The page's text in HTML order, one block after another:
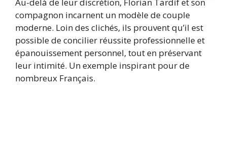
Au-delà de leur discrétion, Florian Tardif et son
compagnon incarnent un modèle de couple
moderne. Loin des clichés, ils prouvent qu’il est
possible de concilier réussite professionnelle et
épanouissement personnel, tout en préservant
leur intimité. Un exemple inspirant pour de
nombreux Français.